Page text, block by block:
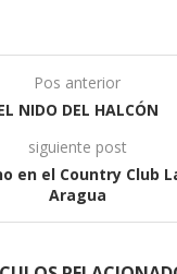
Pos anterior
NIDO DEL HALCÓN
siguiente post
en el Country Club
Aragua